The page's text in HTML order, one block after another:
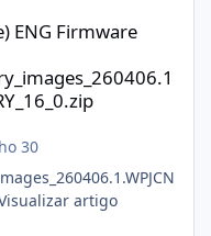
ENG Firmware
30
artigo